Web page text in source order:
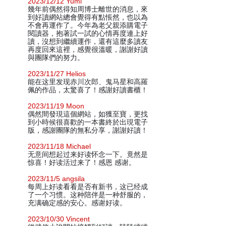
幾年前偶然得知周博士離世的消息，來
到好讀網站總會覺得有點悵然，也以為
不會再運作了。今年為老父親添購電子
閱讀器，抱著試一試的心情再度連上好
讀，沒想到繼續運作，還有這麼多讀友
再度回來這裡，感覺很溫暖，謝謝好讀
與團隊們的努力。
2023/11/27 Helios
能在这里发现赤川次郎、鬼马星和高羅
佩的作品，太驚喜了！感謝好讀書櫃！
2023/11/19 Moon
偶然間發現這個網站，如獲至寶，更找
到小時候很喜歡的一本書終於出現電子
版，感謝團隊的無私分享，謝謝好讀！
2023/11/18 Michael
无意间想起过来好读怀念一下。竟然是
惊喜！好读活过来了！感恩 感谢。
2023/11/5 angsila
每周上好读看看是否有新书，这已经成
了一个习惯。这种陪伴是一种舒服的，
充满确定感的安心。感谢好读。
2023/10/30 Vincent